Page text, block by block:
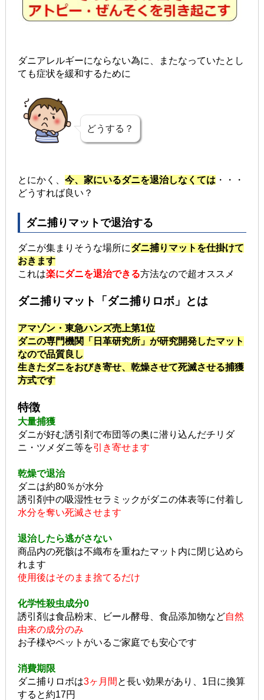
ダニアレルギーにならない為に、またなっていたとし
ても症状を緩和するために
どうする？
とにかく、 今、家にいるダニを退治しなくては ・・・
どうすれば良い？
ダニ捕りマットで退治する
ダニが集まりそうな場所にダニ捕りマットを仕掛けて
おきます
これは楽にダニを退治できる方法なので超オススメ
ダニ捕りマット「ダニ捕りロボ」とは
アマゾン・東急ハンズ売上第1位
ダニの専門機関「日革研究所」が研究開発したマット
なので品質良し
生きたダニをおびき寄せ、乾燥させて死滅させる捕獲
方式です
特徴
大量捕獲
ダニが好む誘引剤で布団等の奥に潜り込んだチリダ
ニ・ツメダニ等を引き寄せます
乾燥で退治
ダニは約80％が水分
誘引剤中の吸湿性セラミックがダニの体表等に付着し
水分を奪い死滅させます
退治したら逃がさない
商品内の死骸は不織布を重ねたマット内に閉じ込めら
れます
使用後はそのまま捨てるだけ
化学性殺虫成分0
誘引剤は食品粉末、ビール酵母、食品添加物など自然
由来の成分のみ
お子様やペットがいるご家庭でも安心です
消費期限
ダニ捕りロボは3ヶ月間 と長い効果があり、1日に換算
すると約17円